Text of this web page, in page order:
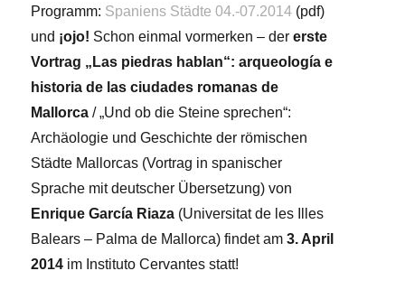
Programm: Spaniens Städte 04.-07.2014 (pdf)
und ¡ojo! Schon einmal vormerken – dererste
Vortrag „Las piedras hablan“: arqueología e
historia de las ciudades romanas de
Mallorca / „Und ob die Steine sprechen“:
Archäologie und Geschichte der römischen
Städte Mallorcas (Vortrag in spanischer
Sprache mit deutscher Übersetzung) von
Enrique García Riaza (Universitat de les Illes
Balears – Palma de Mallorca) findet am3. April
2014 im Instituto Cervantes statt!